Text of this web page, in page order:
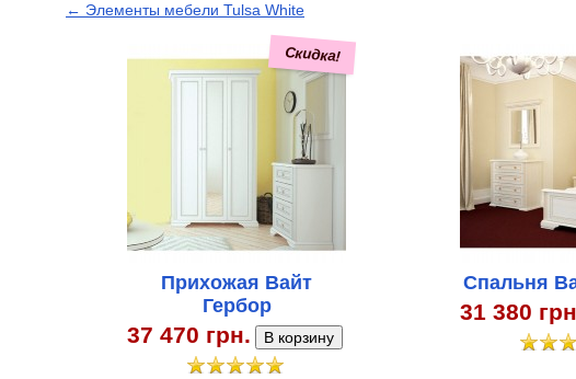
← Элементы мебели Tulsa White
Скидка!
Прихожая Вайт
Гербор
37 470 грн.
Спальня
31 380